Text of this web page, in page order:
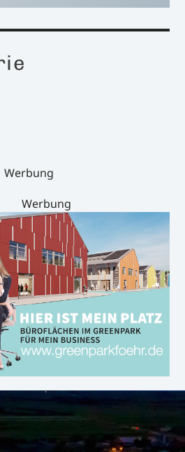
Werbung
Werbung